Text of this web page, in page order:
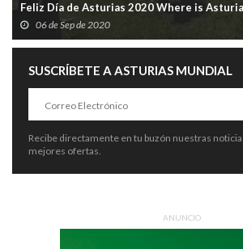
Feliz Día de Asturias 2020 Where is
06 de Sep de 2020
SUSCRÍBETE A ASTURIAS MUNDIAL
Recibe directamente en tu buzón nuestras
mejores ofertas.
ANUNCIO